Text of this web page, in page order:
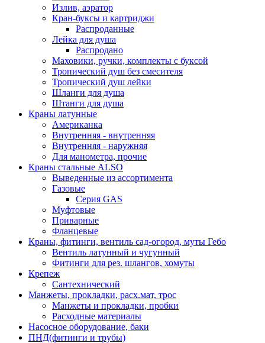
Излив, аэратор
Кран-буксы и картриджи
Распроданные
Лейка для душа
Распродано
Маховики, ручки, комплекты с буксой
Тропический душ без смесителя
Тропический душ лейки
Шланги для душа
Штанги для душа
Краны латунные
Американка
Внутренняя - внутренняя
Внутренняя - наружняя
Для манометра, прочие
Краны стальные ALSO
Выведенные из ассортимента
Газовые
Серия GAS
Муфтовые
Приварные
Фланцевые
Краны, фитинги, вентиль сад-огород, муты Гебо
Вентиль латунный и чугунный
Фитинги для рез. шлангов, хомуты
Крепеж
Сантехнический
Манжеты, прокладки, расх.мат, трос
Манжеты и прокладки, пробки
Расходные материалы
Насосное оборудование, баки
ПНД(фитинги и трубы)